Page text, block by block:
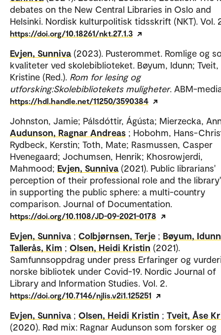
debates on the New Central Libraries in Oslo and
Helsinki. Nordisk kulturpolitisk tidsskrift (NKT). Vol.
https://doi.org/10.18261/nkt.27.1.3
Evjen, Sunniva (2023). Pusterommet. Romlige og
kvaliteter ved skolebiblioteket. Bøyum, Idunn; Tveit,
Kristine (Red.). Rom for lesing og
utforsking:Skolebibliotekets muligheter. ABM-
https://hdl.handle.net/11250/3590384
Johnston, Jamie; Pálsdóttir, Ágústa; Mierzecka,
Audunson, Ragnar Andreas ; Hobohm, Hans-
Rydbeck, Kerstin; Toth, Mate; Rasmussen, Casper
Hvenegaard; Jochumsen, Henrik; Khosrowjerdi,
Mahmood; Evjen, Sunniva (2021). Public librarians'
perception of their professional role and the
in supporting the public sphere: a multi-country
comparison. Journal of Documentation.
https://doi.org/10.1108/JD-09-2021-0178
Evjen, Sunniva ; Colbjørnsen, Terje ; Bøyum, Idunn
Tallerås, Kim ; Olsen, Heidi Kristin (2021).
Samfunnsoppdrag under press Erfaringer og
norske bibliotek under Covid-19. Nordic Journal of
Library and Information Studies. Vol. 2.
https://doi.org/10.7146/njlis.v2i1.125251
Evjen, Sunniva ; Olsen, Heidi Kristin ; Tveit, Åse
(2020). Rød mix: Ragnar Audunson som forsker og